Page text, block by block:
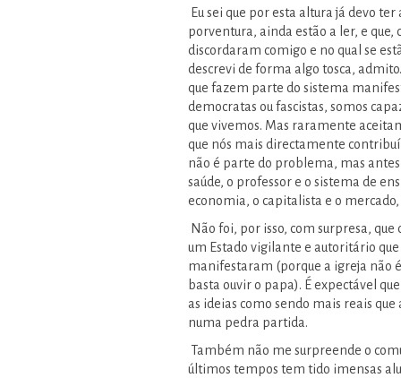
Eu sei que por esta altura já devo
porventura, ainda estão a ler, e
discordaram comigo e no qual se
descrevi de forma algo tosca,
que fazem parte do sistema
democratas ou fascistas, somos
que vivemos. Mas raramente
que nós mais directamente
não é parte do problema, mas
saúde, o professor e o sistema de
economia, o capitalista e o
Não foi, por isso, com surpresa,
um Estado vigilante e autoritário
manifestaram (porque a igreja não
basta ouvir o papa). É expectável
as ideias como sendo mais reais
numa pedra partida.
Também não me surpreende o
últimos tempos tem tido imensas